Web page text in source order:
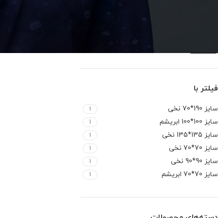
فیلتر با
سایز 190*70 نخی 1
سایز 100*100 ابریشم 1
سایز 135*135 نخی 1
سایز 70*70 نخی 1
سایز 90*90 نخی 1
سایز 70*70 ابریشم 1